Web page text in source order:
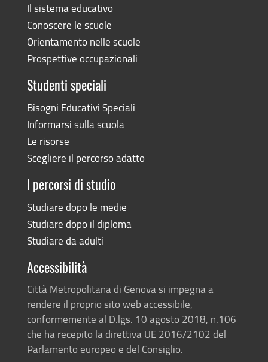
Il sistema educativo
Conoscere le scuole
Orientamento nelle scuole
Prospettive occupazionali
Studenti speciali
Bisogni Educativi Speciali
Informarsi sulla scuola
Le risorse
Scegliere il percorso adatto
I percorsi di studio
Studiare dopo le medie
Studiare dopo il diploma
Studiare da adulti
Accessibilità
Città Metropolitana di Genova si impegna a
rendere il proprio sito web accessibile,
conformemente al D.lgs. 10 agosto 2018, n.106
che ha recepito la direttiva UE 2016/2102 del
Parlamento europeo e del Consiglio.